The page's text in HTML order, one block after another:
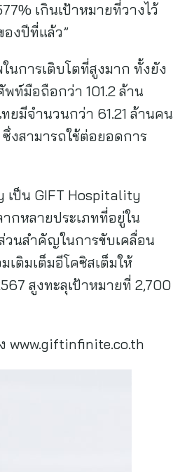
เกินเป้าหมายที่วางไว้
งปีที่แล้ว”
นการเติบโตที่สูงมาก ทั้งยัง
ท์มือถือกว่า 101.2 ล้าน
ยมีจำนวนกว่า 61.21 ล้านคน
งสามารถใช้ต่อยอดการ
เป็น GIFT Hospitality
กหลายประเภทที่อยู่ใน
วนสำคัญในการขับเคลื่อน
เติมเต็มอีโคซิสเต็มให้
สูงทะลุเป้าหมายที่ 2,700
www.giftinfinite.co.th